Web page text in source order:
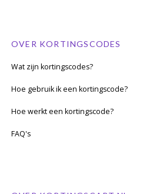
OVER KORTINGSCODES
Wat zijn kortingscodes?
Hoe gebruik ik een kortingscode?
Hoe werkt een kortingscode?
FAQ's